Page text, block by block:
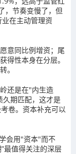
，节奏变慢了，但
在主动管理资
意同比例增资；尾
得性本身在分层。
。
还是在"内生造
久期匹配，这才是
卷。资本补充可以
会用"资本"而不
最值得关注的深层